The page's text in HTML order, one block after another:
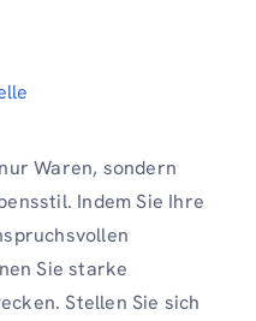
Waren, sondern
Indem Sie Ihre
Sie starke
Stellen Sie sich